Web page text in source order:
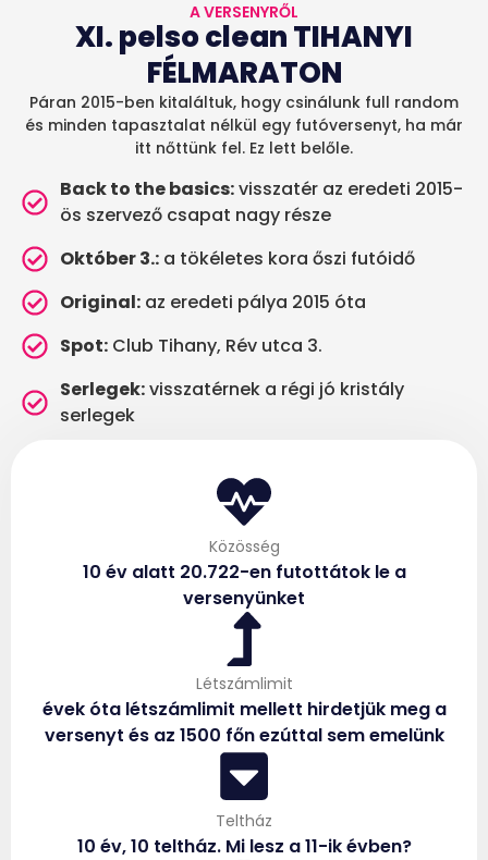
A VERSENYRŐL
XI. pelso clean TIHANYI
FÉLMARATON
Páran 2015-ben kitaláltuk, hogy csinálunk full random
és minden tapasztalat nélkül egy futóversenyt, ha már
itt nőttünk fel. Ez lett belőle.
Back to the basics:visszatér az eredeti 2015-
ös szervező csapat nagy része
Október 3.: a tökéletes kora őszi futóidő
Original: az eredeti pálya 2015 óta
Spot: Club Tihany, Rév utca 3.
Serlegek:visszatérnek a régi jó kristály
serlegek
Közösség
10 év alatt 20.722-en futottátok le a
versenyünket
Létszámlimit
évek óta létszámlimit mellett hirdetjük meg a
versenyt és az 1500 főn ezúttal sem emelünk
Teltház
10 év, 10 teltház. Mi lesz a 11-ik évben?